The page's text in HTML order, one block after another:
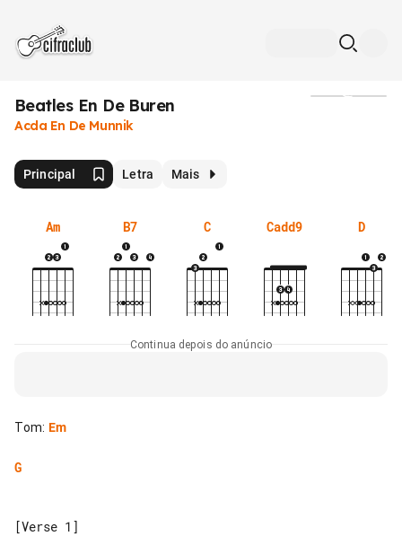
Beatles En De Buren
Acda En De Munnik
Principal Letra Mais
Am B7 C Cadd9 D
Continua depois do anúncio
Tom: Em
G